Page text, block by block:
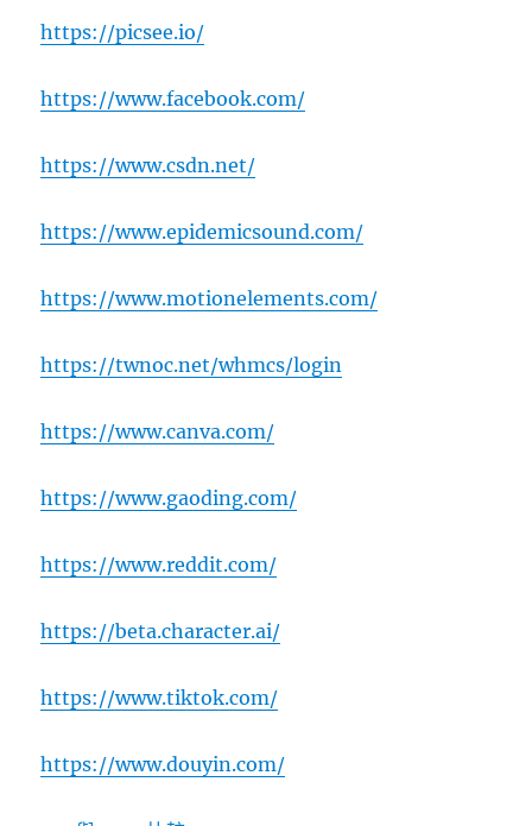
https://picsee.io/
https://www.facebook.com/
https://www.csdn.net/
https://www.epidemicsound.com/
https://www.motionelements.com/
https://twnoc.net/whmcs/login
https://www.canva.com/
https://www.gaoding.com/
https://www.reddit.com/
https://beta.character.ai/
https://www.tiktok.com/
https://www.douyin.com/